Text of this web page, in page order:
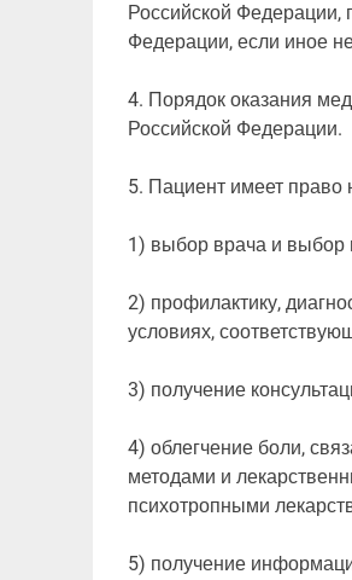
Российской
Федерации, если иное
4. Порядок оказания
Российской Федерации.
5. Пациент имеет право
1) выбор врача и выбор
2) профилактику,
условиях,
3) получение
4) облегчение боли,
методами и
психотропными
5) получение